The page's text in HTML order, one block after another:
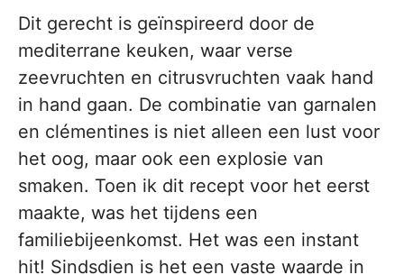
Dit gerecht is geïnspireerd door de
mediterrane keuken, waar verse
zeevruchten en citrusvruchten vaak hand
in hand gaan. De combinatie van garnalen
en clémentines is niet alleen een lust voor
het oog, maar ook een explosie van
smaken. Toen ik dit recept voor het eerst
maakte, was het tijdens een
familiebijeenkomst. Het was een instant
hit! Sindsdien is het een vaste waarde in